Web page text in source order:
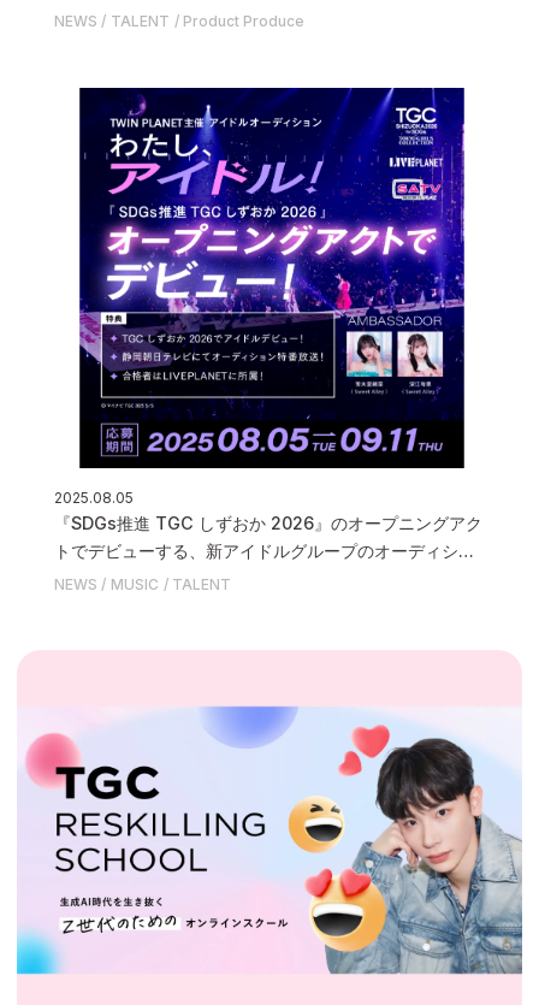
種を9月4日(木)に発売いたします
NEWS TALENT Product Produce
2025.08.05
『SDGs推進 TGC しずおか 2026』のオープニングアク
トでデビューする、新アイドルグループのオーディショ
ン「わたし、アイドル！」を実施いたします
NEWS MUSIC TALENT